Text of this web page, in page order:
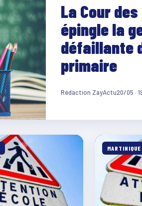
La Cour
épingle la
défaillante
primaire
Rédaction ZayActu20/05 ·
MARTINIQUE